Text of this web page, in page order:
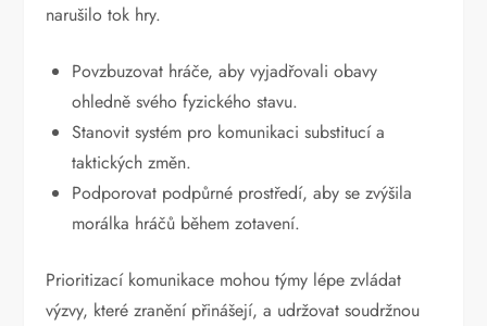
narušilo tok hry.
Povzbuzovat hráče, aby vyjadřovali obavy
ohledně svého fyzického stavu.
Stanovit systém pro komunikaci substitucí a
taktických změn.
Podporovat podpůrné prostředí, aby se zvýšila
morálka hráčů během zotavení.
Prioritizací komunikace mohou týmy lépe zvládat
výzvy, které zranění přinášejí, a udržovat soudržnou